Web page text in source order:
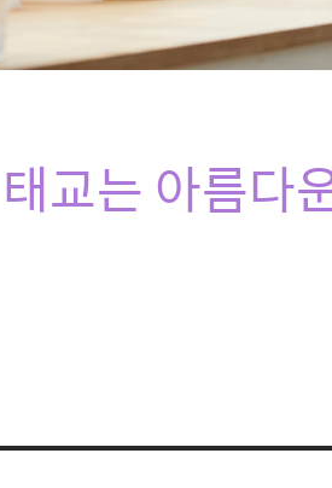
태교는 아름다